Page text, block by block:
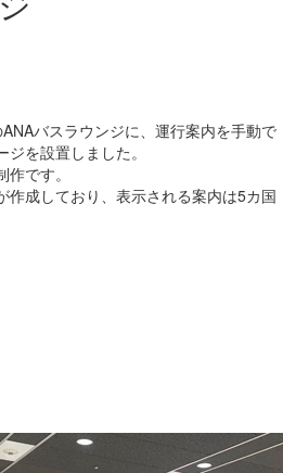
バスラウンジに、運行案内を手動で
を設置しました。
です。
作成しており、表示される案内は5カ国